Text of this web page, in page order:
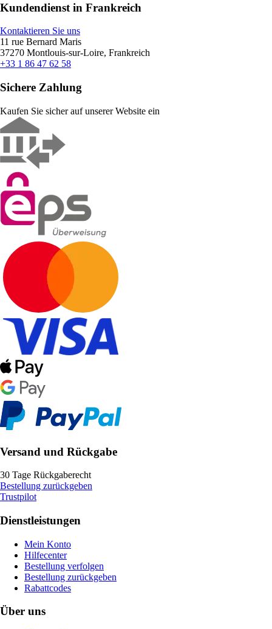
Kundendienst in Frankreich
Kontaktieren Sie uns
11 rue Bernard Maris
37270 Montlouis-sur-Loire, Frankreich
+33 1 86 47 62 58
Sichere Zahlung
Kaufen Sie sicher auf unserer Website ein
Versand und Rückgabe
30 Tage Rückgaberecht
Bestellung zurückgeben
Trustpilot
Dienstleistungen
Mein Konto
Hilfecenter
Bestellung verfolgen
Bestellung zurückgeben
Rabattcodes
Über uns